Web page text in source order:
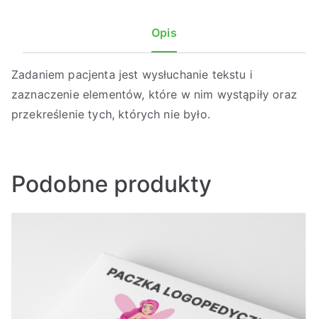
Opis
Zadaniem pacjenta jest wysłuchanie tekstu i
zaznaczenie elementów, które w nim wystąpiły oraz
przekreślenie tych, których nie było.
Podobne produkty